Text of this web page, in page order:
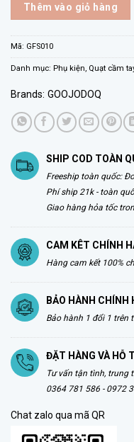
Thêm vào giỏ hàng
Mã: GFS010
Danh mục: Phụ kiện, Quạt cầm
Brands: GOOJODOQ
SHIP COD TOÀN
Freeship toàn quốc:
Phí ship 21k - toàn
Giao hàng hỏa tốc
CAM KÊT CHÍNH
Hàng cam kết 100%
BẢO HÀNH CHÍNH
Bảo hành 1 đổi 1 trên
ĐẶT HÀNG VÀ HỖ
Tư vấn tận tình, trung
0364 781 586 - 0972
Chat zalo qua mã QR